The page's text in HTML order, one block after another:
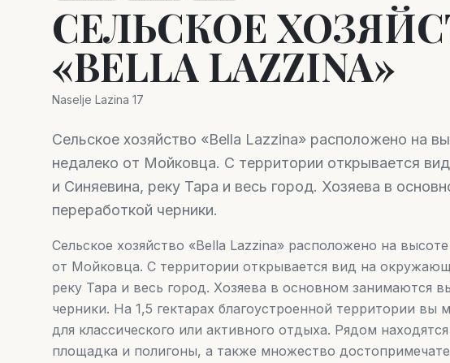
СЕЛЬСКОЕ
«BELLA LAZZINA»
Naselje Lazina 17
Сельское хозяйство «Bella Lazzina» расположено на
недалеко от Мойковца. С территории открывается
и Синяевина, реку Тара и весь город. Хозяева в
переработкой черники.
Сельское хозяйство «Bella Lazzina» расположено на
от Мойковца. С территории открывается вид на
реку Тара и весь город. Хозяева в основном занимаются
черники. На 1,5 гектарах благоустроенной территории вы
для классического или активного отдыха. Рядом
площадка и полигоны, а также множество